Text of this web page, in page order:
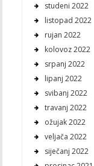
studeni 2022
listopad 2022
rujan 2022
kolovoz 2022
srpanj 2022
lipanj 2022
svibanj 2022
travanj 2022
ožujak 2022
veljača 2022
siječanj 2022